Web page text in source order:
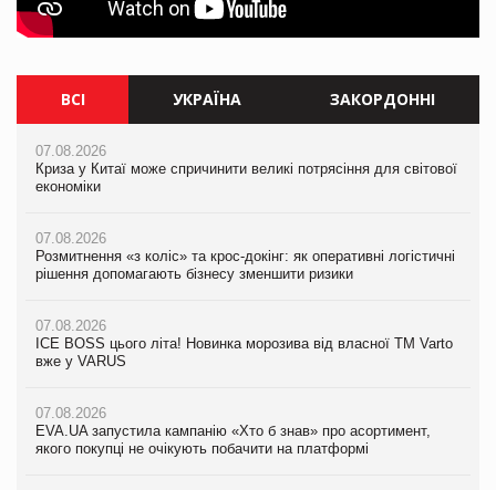
ВСІ УКРАЇНА ЗАКОРДОННІ
07.08.2026
Криза у Китаї може спричинити великі потрясіння для світової
економіки
07.08.2026
Розмитнення «з коліс» та крос-докінг: як оперативні логістичні
рішення допомагають бізнесу зменшити ризики
07.08.2026
ICE BOSS цього літа! Новинка морозива від власної ТМ Varto
вже у VARUS
07.08.2026
EVA.UA запустила кампанію «Хто б знав» про асортимент,
якого покупці не очікують побачити на платформі
07.08.2026
Криза у Китаї може спричинити великі потрясіння для світової
економіки
07.08.2026
Розмитнення «з коліс» та крос-докінг: як оперативні логістичні
рішення допомагають бізнесу зменшити ризики
07.08.2026
ICE BOSS цього літа! Новинка морозива від власної ТМ Varto
вже у VARUS
07.08.2026
EVA.UA запустила кампанію «Хто б знав» про асортимент,
якого покупці не очікують побачити на платформі
07.08.2026
Криза у Китаї може спричинити великі потрясіння для світової
економіки
07.08.2026
Kraft Heinz скоротила збиток у першому півріччі
Продажі Hugo Boss впали на 9%
06.08.2026